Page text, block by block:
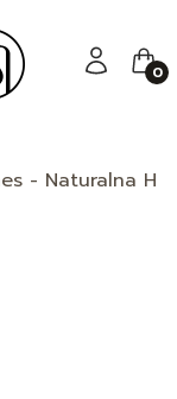
Zaloguj się
- Naturalna